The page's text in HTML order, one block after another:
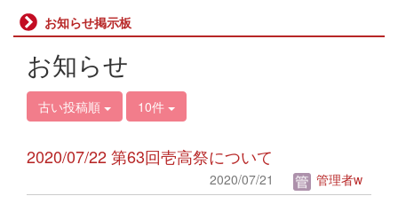
お知らせ掲示板
お知らせ
古い投稿順 10件
2020/07/22 第63回壱高祭について
2020/07/21 管理者w